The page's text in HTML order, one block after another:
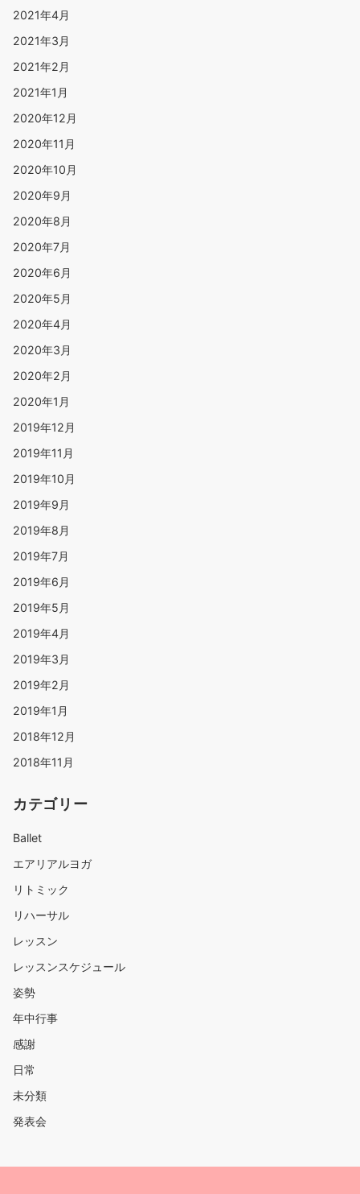
2021年4月
2021年3月
2021年2月
2021年1月
2020年12月
2020年11月
2020年10月
2020年9月
2020年8月
2020年7月
2020年6月
2020年5月
2020年4月
2020年3月
2020年2月
2020年1月
2019年12月
2019年11月
2019年10月
2019年9月
2019年8月
2019年7月
2019年6月
2019年5月
2019年4月
2019年3月
2019年2月
2019年1月
2018年12月
2018年11月
カテゴリー
Ballet
エアリアルヨガ
リトミック
リハーサル
レッスン
レッスンスケジュール
姿勢
年中行事
感謝
日常
未分類
発表会